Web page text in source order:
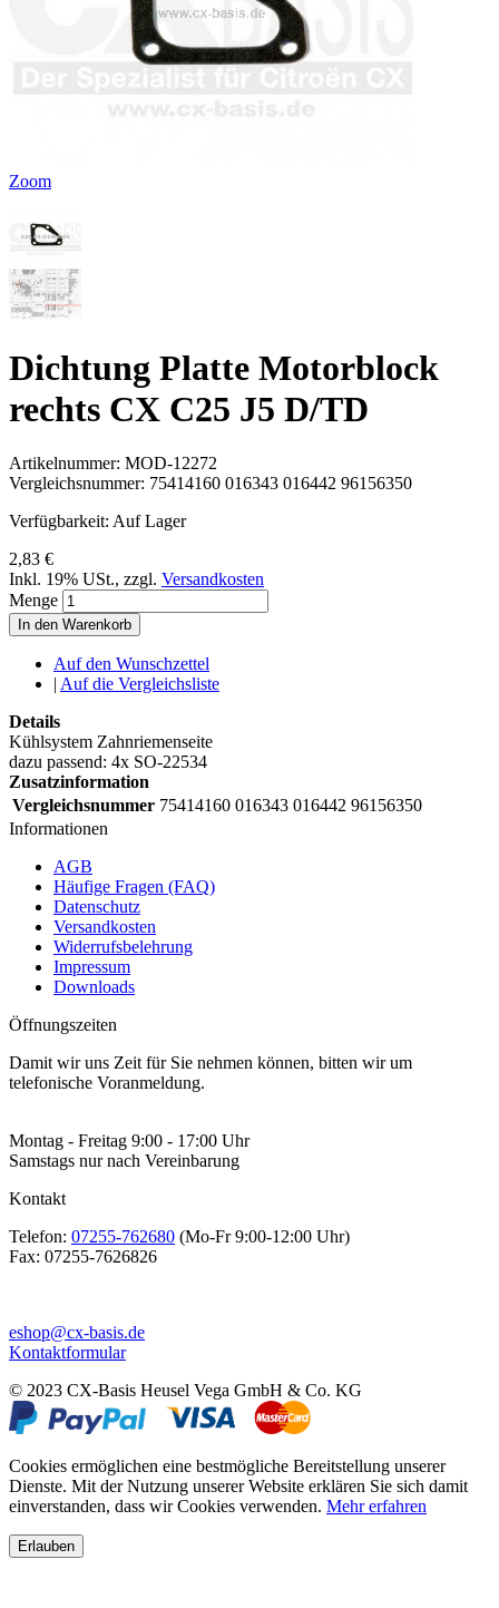
Zoom
Dichtung Platte Motorblock
rechts CX C25 J5 D/TD
Artikelnummer: MOD-12272
Vergleichsnummer: 75414160 016343 016442 96156350
Verfügbarkeit: Auf Lager
2,83 €
Inkl. 19% USt., zzgl. Versandkosten
Menge
In den Warenkorb
Auf den Wunschzettel
| Auf die Vergleichsliste
Details
Kühlsystem Zahnriemenseite
dazu passend: 4x SO-22534
Zusatzinformation
Vergleichsnummer 75414160 016343 016442 96156350
Informationen
AGB
Häufige Fragen (FAQ)
Datenschutz
Versandkosten
Widerrufsbelehrung
Impressum
Downloads
Öffnungszeiten
Damit wir uns Zeit für Sie nehmen können, bitten wir um
telefonische Voranmeldung.
Montag - Freitag 9:00 - 17:00 Uhr
Samstags nur nach Vereinbarung
Kontakt
Telefon: 07255-762680 (Mo-Fr 9:00-12:00 Uhr)
Fax: 07255-7626826
eshop@cx-basis.de
Kontaktformular
© 2023 CX-Basis Heusel Vega GmbH & Co. KG
Cookies ermöglichen eine bestmögliche Bereitstellung unserer
Dienste. Mit der Nutzung unserer Website erklären Sie sich damit
einverstanden, dass wir Cookies verwenden. Mehr erfahren
Erlauben